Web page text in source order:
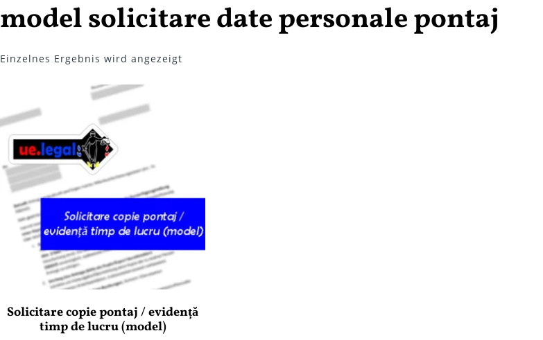
model solicitare date personale pontaj
Einzelnes Ergebnis wird angezeigt
Solicitare copie pontaj / evidență
timp de lucru (model)